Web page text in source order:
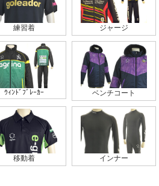
練習着 ジャージ
ｳｨﾝﾄﾞﾌﾞﾚｰｶｰ ベンチコート
移動着 インナー